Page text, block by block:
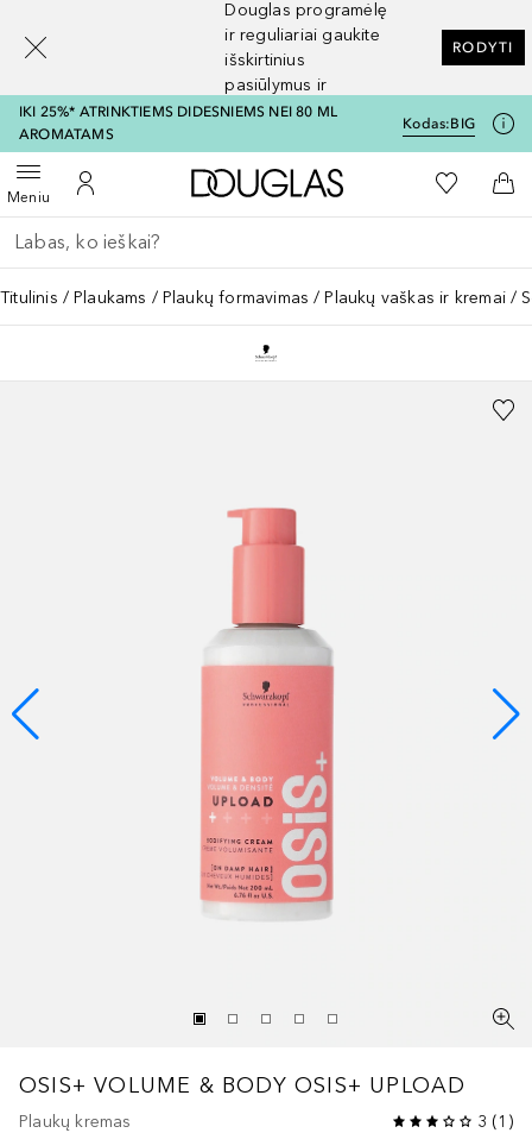
Douglas programėlę
ir reguliariai gaukite
išskirtinius
pasiūlymus ir
nuolaidas
RODYTI
IKI 25%* ATRINKTIEMS DIDESNIEMS NEI 80 ML
AROMATAMS
Kodas:BIG
MeniuAtidaryti meniuĮ mano paskyrą
Į Douglas pagrindinį
Į mano
Į
Grįžk atgal
Vykdykite paiešką
Titulinis Plaukams Plaukų formavimas Plaukų vaškas ir kremai
OSIS+ VOLUME & BODY OSIS+ UPLOAD
Plaukų kremas 3 (1 )
[navigation.slideout.screenreader]